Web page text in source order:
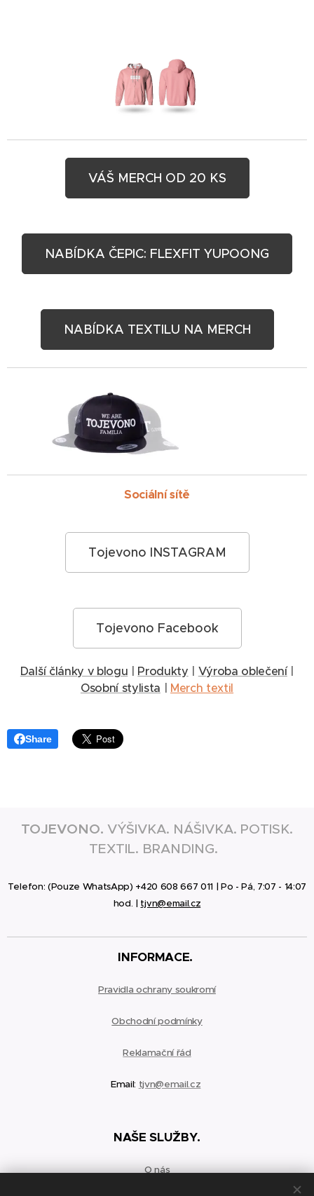
VÁŠ MERCH OD 20 KS
NABÍDKA ČEPIC: FLEXFIT YUPOONG
NABÍDKA TEXTILU NA MERCH
Sociální sítě
Tojevono INSTAGRAM
Tojevono Facebook
Další články v blogu Produkty Výroba oblečení|
Osobní stylista
Merch textil
Share
TOJEVONO. VÝŠIVKA. NÁŠIVKA. POTISK.
TEXTIL. BRANDING.
Telefon: (Pouze WhatsApp) +420 608 667 011 | Po - Pá, 7:07 - 14:07
hod. | tjvn@email.cz
INFORMACE.
Pravidla ochrany soukromí
Obchodní podmínky
Reklamačnířád
Email: tjvn@email.cz
NAŠE SLUŽBY.
O nás